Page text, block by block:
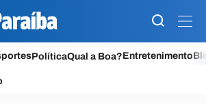
PolíticaQual a Boa?Entretenimento